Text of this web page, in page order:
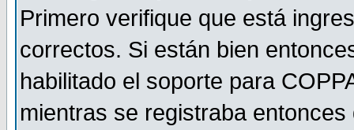
Primero verifique que está
correctos. Si están bien
habilitado el soporte para
mientras se registraba